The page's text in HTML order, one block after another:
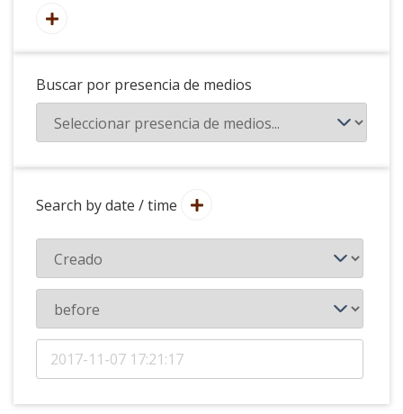
Buscar por presencia de medios
Search by date / time